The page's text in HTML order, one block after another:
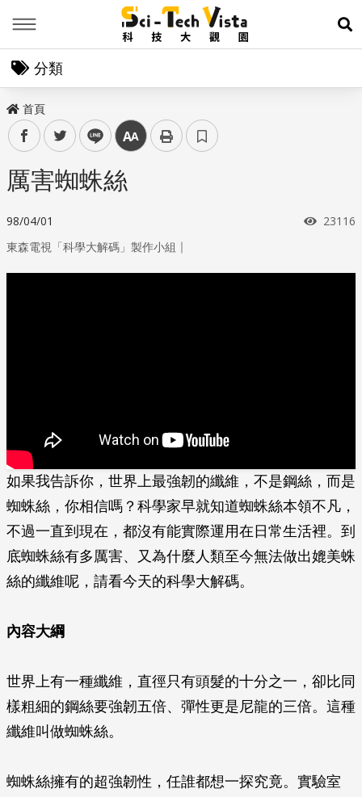
展
分類
首頁
facebooktwitter line 中
厲害蜘蛛絲
98/04/01 瀏覽次
23116
東森電視「科學大解碼」製作小組 ｜
如果我告訴你，世界上最強韌的纖維，不是鋼絲，而是
蜘蛛絲，你相信嗎？科學家早就知道蜘蛛絲本領不凡，
不過一直到現在，都沒有能實際運用在日常生活裡。到
底蜘蛛絲有多厲害、又為什麼人類至今無法做出媲美蛛
絲的纖維呢，請看今天的科學大解碼。
內容大綱
世界上有一種纖維，直徑只有頭髮的十分之一，卻比同
樣粗細的鋼絲要強韌五倍、彈性更是尼龍的三倍。這種
纖維叫做蜘蛛絲。
蜘蛛絲擁有的超強韌性，任誰都想一探究竟。實驗室